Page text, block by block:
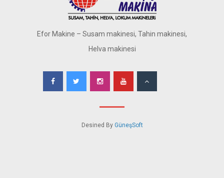
Efor Makine – Susam makinesi, Tahin makinesi,
Helva makinesi
Desined By GüneşSoft